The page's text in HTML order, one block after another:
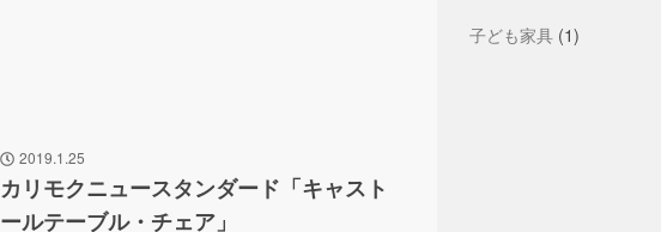
2019.1.25
カリモクニュースタンダード「キャスト
ールテーブル・チェア」
子ども家具 (1)